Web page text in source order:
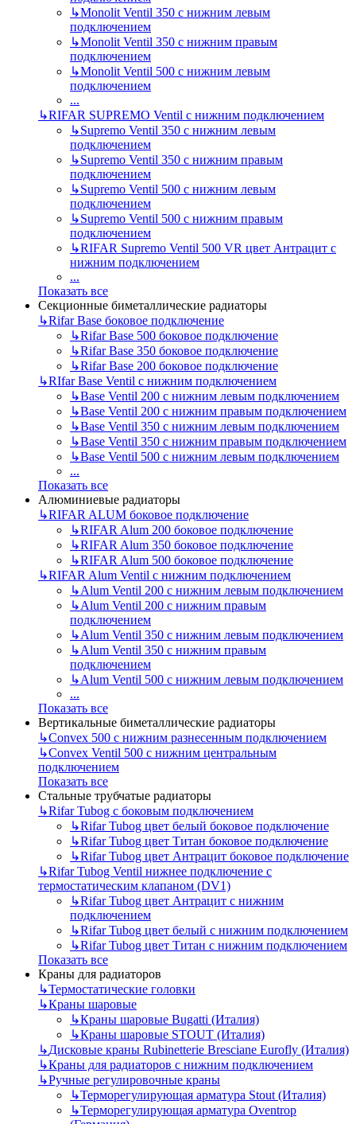
↳Monolit Ventil 350 с нижним левым
подключением
↳Monolit Ventil 350 с нижним правым
подключением
↳Monolit Ventil 500 с нижним левым
подключением
...
↳RIFAR SUPREMO Ventil с нижним подключением
↳Supremo Ventil 350 с нижним левым
подключением
↳Supremo Ventil 350 с нижним правым
подключением
↳Supremo Ventil 500 с нижним левым
подключением
↳Supremo Ventil 500 с нижним правым
подключением
↳RIFAR Supremo Ventil 500 VR цвет Антрацит с
нижним подключением
...
Показать все
Секционные биметаллические радиаторы
↳Rifar Base боковое подключение
↳Rifar Base 500 боковое подключение
↳Rifar Base 350 боковое подключение
↳Rifar Base 200 боковое подключение
↳RIfar Base Ventil с нижним подключением
↳Base Ventil 200 с нижним левым подключением
↳Base Ventil 200 с нижним правым подключением
↳Base Ventil 350 с нижним левым подключением
↳Base Ventil 350 с нижним правым подключением
↳Base Ventil 500 с нижним левым подключением
...
Показать все
Алюминиевые радиаторы
↳RIFAR ALUM боковое подключение
↳RIFAR Alum 200 боковое подключение
↳RIFAR Alum 350 боковое подключение
↳RIFAR Alum 500 боковое подключение
↳RIFAR Alum Ventil с нижним подключением
↳Alum Ventil 200 с нижним левым подключением
↳Alum Ventil 200 с нижним правым
подключением
↳Alum Ventil 350 с нижним левым подключением
↳Alum Ventil 350 с нижним правым
подключением
↳Alum Ventil 500 с нижним левым подключением
...
Показать все
Вертикальные биметаллические радиаторы
↳Convex 500 с нижним разнесенным подключением
↳Convex Ventil 500 с нижним центральным
подключением
Показать все
Стальные трубчатые радиаторы
↳Rifar Tubog с боковым подключением
↳Rifar Tubog цвет белый боковое подключение
↳Rifar Tubog цвет Титан боковое подключение
↳Rifar Tubog цвет Антрацит боковое подключение
↳Rifar Tubog Ventil нижнее подключение с
термостатическим клапаном (DV1)
↳Rifar Tubog цвет Антрацит с нижним
подключением
↳Rifar Tubog цвет белый с нижним подключением
↳Rifar Tubog цвет Титан с нижним подключением
Показать все
Краны для радиаторов
↳Термостатические головки
↳Краны шаровые
↳Краны шаровые Bugatti (Италия)
↳Краны шаровые STOUT (Италия)
↳Дисковые краны Rubinetterie Bresciane Eurofly (Италия)
↳Краны для радиаторов с нижним подключением
↳Ручные регулировочные краны
↳Терморегулирующая арматура Stout (Италия)
↳Терморегулирующая арматура Oventrop